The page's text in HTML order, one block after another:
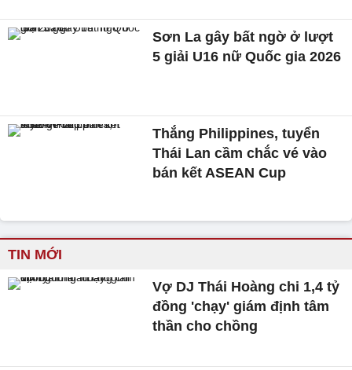
Sơn La gây bất ngờ ở lượt
5 giải U16 nữ Quốc gia 2026
Thắng Philippines, tuyển
Thái Lan cầm chắc vé vào
bán kết ASEAN Cup
TIN MỚI
Vợ DJ Thái Hoàng chi 1,4 tỷ
đồng 'chạy' giám định tâm
thần cho chồng